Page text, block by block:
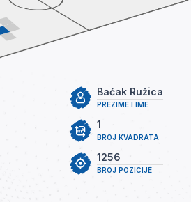
PREZIME I IME
Baćak Ružica
BROJ KVADRATA
1
BROJ POZICIJE
1256